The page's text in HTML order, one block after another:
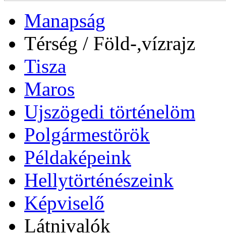
Manapság
Térség / Föld-,vízrajz
Tisza
Maros
Ujszögedi történelöm
Polgármestörök
Példaképeink
Hellytörténészeink
Képviselő
Látnivalók